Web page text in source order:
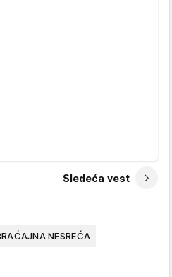
Sledeća vest
NESREĆA